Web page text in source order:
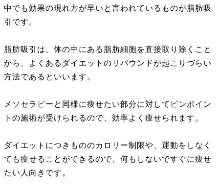
中でも効果の現れ方が早いと言われているものが脂肪吸
引です。
脂肪吸引は、体の中にある脂肪細胞を直接取り除くこと
から、よくあるダイエットのリバウンドが起こりづらい
方法であるといいます。
メソセラピーと同様に痩せたい部分に対してピンポイン
トの施術が受けられるので、効率よく痩せられます。
ダイエットにつきもののカロリー制限や、運動をしなく
ても痩せることができるので、何もしないですぐに痩せ
たい人向きです。